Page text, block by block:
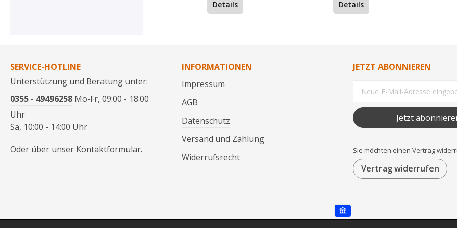
Details Details
SERVICE-HOTLINE
Unterstützung und Beratung unter:
0355 - 49496258 Mo-Fr, 09:00 - 18:00
Uhr
Sa, 10:00 - 14:00 Uhr
Oder über unser Kontaktformular.
INFORMATIONEN
Impressum
AGB
Datenschutz
Versand und Zahlung
Widerrufsrecht
JETZT ABONNIEREN
Jetzt
Sie möchten einen Vertrag
Vertrag widerrufen